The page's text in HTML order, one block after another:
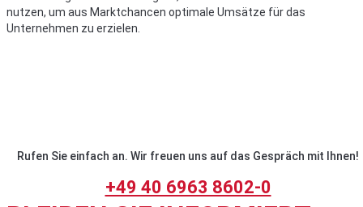
nutzen, um aus Marktchancen optimale Umsätze für das
Unternehmen zu erzielen.
Rufen Sie einfach an. Wir freuen uns auf das Gespräch mit Ihnen!
+49 40 6963 8602-0